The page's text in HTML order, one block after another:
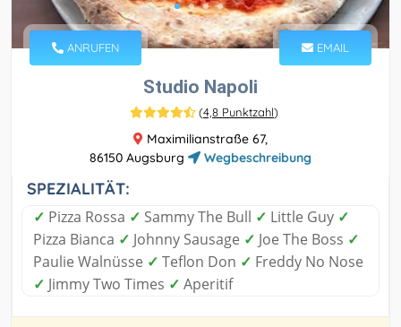
ANRUFEN EMAIL
Studio Napoli
(4,8 Punktzahl)
Maximilianstraße 67,
86150 Augsburg
Wegbeschreibung
SPEZIALITÄT:
✓ Pizza Rossa ✓ Sammy The Bull ✓ Little Guy ✓
Pizza Bianca ✓ Johnny Sausage ✓ Joe The Boss ✓
Paulie Walnüsse ✓ Teflon Don ✓ Freddy No Nose
✓ Jimmy Two Times ✓ Aperitif